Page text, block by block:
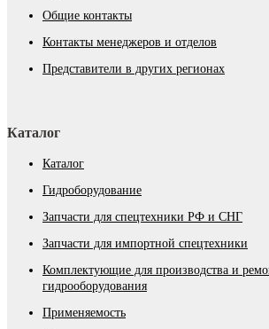
Общие контакты
Контакты менеджеров и отделов
Представители в других регионах
Каталог
Каталог
Гидроборудование
Запчасти для спецтехники РФ и СНГ
Запчасти для импортной спецтехники
Комплектующие для производства и
гидрооборудования
Применяемость